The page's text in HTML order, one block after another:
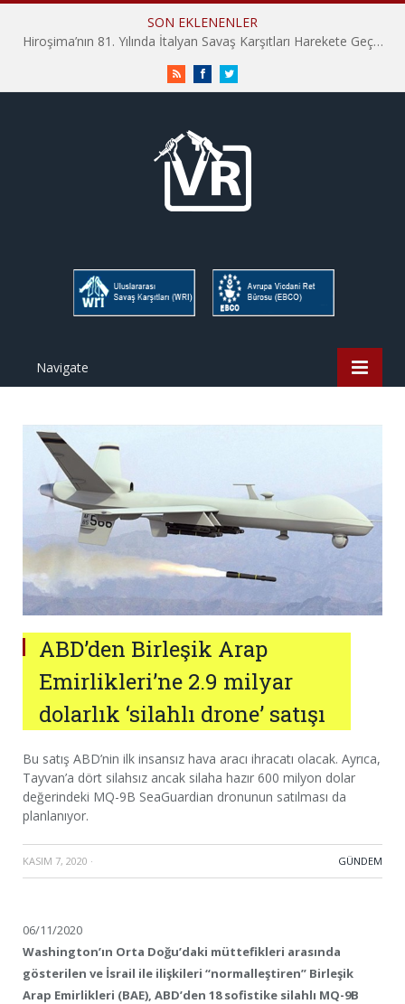
SON EKLENENLER
Hiroşima’nın 81. Yılında İtalyan Savaş Karşıtları Harekete Geçti: “Hatırlamak yeterli değil”
RSS FacebookTwitter
Navigate
ABD’den Birleşik Arap
Emirlikleri’ne 2.9 milyar
dolarlık ‘silahlı drone’ satışı
Bu satış ABD’nin ilk insansız hava aracı ihracatı olacak. Ayrıca,
Tayvan’a dört silahsız ancak silaha hazır 600 milyon dolar
değerindeki MQ-9B SeaGuardian dronunun satılması da
planlanıyor.
KASIM 7, 2020 · GÜNDEM
06/11/2020
Washington’ın Orta Doğu’daki müttefikleri arasında
gösterilen ve İsrail ile ilişkileri “normalleştiren” Birleşik
Arap Emirlikleri (BAE), ABD’den 18 sofistike silahlı MQ-9B